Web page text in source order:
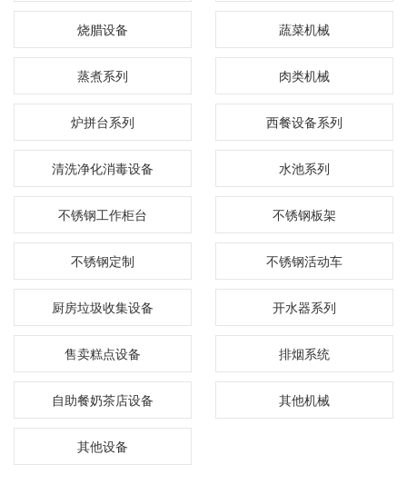
烧腊设备 蔬菜机械
蒸煮系列 肉类机械
炉拼台系列 西餐设备系列
清洗净化消毒设备 水池系列
不锈钢工作柜台 不锈钢板架
不锈钢定制 不锈钢活动车
厨房垃圾收集设备 开水器系列
售卖糕点设备 排烟系统
自助餐奶茶店设备 其他机械
其他设备